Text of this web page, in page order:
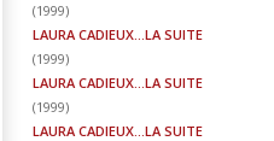
(1999)
LAURA CADIEUX...LA SUITE
(1999)
LAURA CADIEUX...LA SUITE
(1999)
LAURA CADIEUX...LA SUITE